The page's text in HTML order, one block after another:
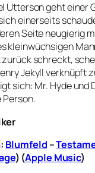
Utterson geht einer
einerseits
Seite neugierig
kleinwüchsigen
schreckt,
Jekyll verknüpft
sich: Mr. Hyde und
Person.
Blumfeld –
) (Apple Music)